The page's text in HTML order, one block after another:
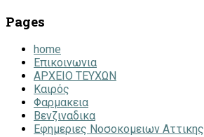
Pages
home
Επικοινωνια
ΑΡΧΕΙΟ ΤΕΥΧΩΝ
Καιρός
Φαρμακεια
Βενζιναδικα
Εφημεριες Νοσοκομειων Αττικης